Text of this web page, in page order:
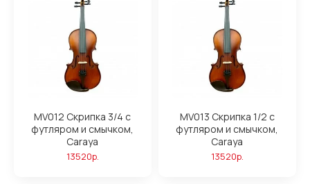
MV012 Скрипка 3/4 с
футляром и смычком,
Caraya
13520р.
MV013 Скрипка 1/2 с
футляром и смычком,
Caraya
13520р.